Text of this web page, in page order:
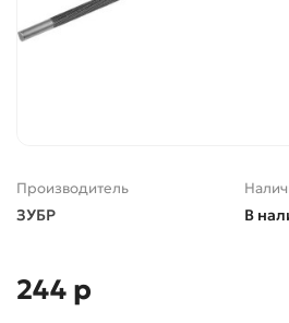
Производитель
ЗУБР В
244 р